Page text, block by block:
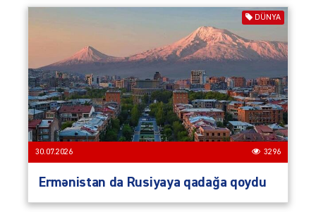
DÜNYA
30.07.2026 3296
Ermənistan da Rusiyaya qadağa qoydu